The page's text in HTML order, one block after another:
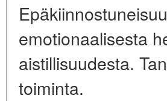
emotionaalisesta
aistillisuudesta.
toiminta.